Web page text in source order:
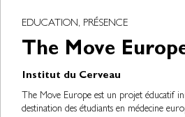
EDUCATION, PRÉSENCE
The Move
Institut du Cerveau
The Move Europe est un projet éducatif
destination des étudiants en médecine